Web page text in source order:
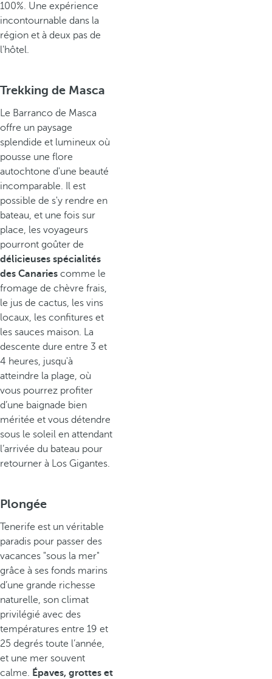
100%. Une expérience
incontournable dans la
région et à deux pas de
l'hôtel.
Trekking de Masca
Le Barranco de Masca
offre un paysage
splendide et lumineux où
pousse une flore
autochtone d'une beauté
incomparable. Il est
possible de s'y rendre en
bateau, et une fois sur
place, les voyageurs
pourront goûter de
délicieuses spécialités
des Canaries comme le
fromage de chèvre frais,
le jus de cactus, les vins
locaux, les confitures et
les sauces maison. La
descente dure entre 3 et
4 heures, jusqu'à
atteindre la plage, où
vous pourrez profiter
d’une baignade bien
méritée et vous détendre
sous le soleil en attendant
l’arrivée du bateau pour
retourner à Los Gigantes.
Plongée
Tenerife est un véritable
paradis pour passer des
vacances "sous la mer"
grâce à ses fonds marins
d’une grande richesse
naturelle, son climat
privilégié avec des
températures entre 19 et
25 degrés toute l’année,
et une mer souvent
calme. Épaves, grottes et